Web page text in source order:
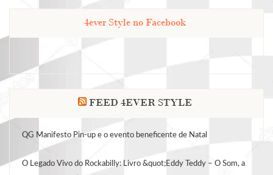
4ever Style no Facebook
FEED 4EVER STYLE
QG Manifesto Pin-up e o evento beneficente de Natal
O Legado Vivo do Rockabilly: Livro &quot;Eddy Teddy – O Som, a